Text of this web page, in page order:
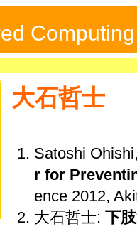
大石哲士
Satoshi
r for
ence 2012,
大石哲士: 下